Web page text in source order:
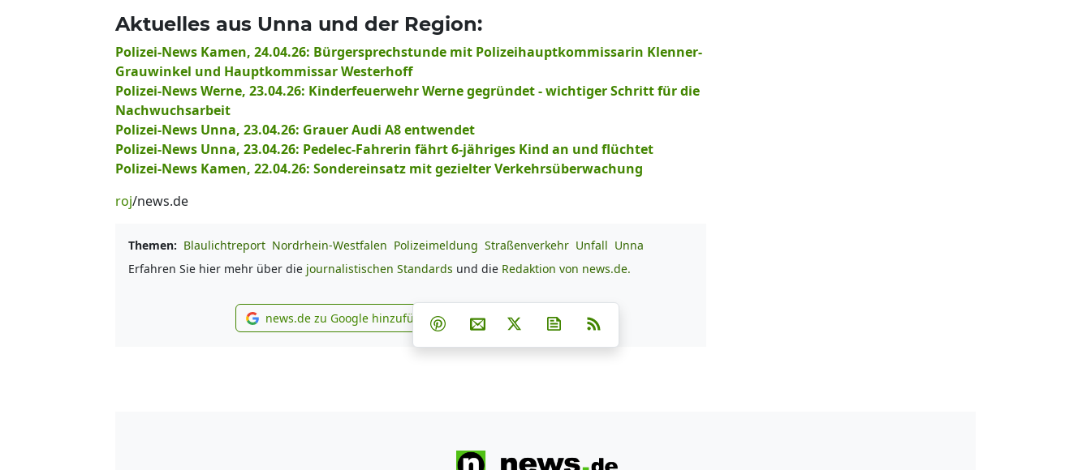
Aktuelles aus Unna und der Region:
Polizei-News Kamen, 24.04.26: Bürgersprechstunde mit Polizeihauptkommissarin Klenner-
Grauwinkel und Hauptkommissar Westerhoff
Polizei-News Werne, 23.04.26: Kinderfeuerwehr Werne gegründet - wichtiger Schritt für die
Nachwuchsarbeit
Polizei-News Unna, 23.04.26: Grauer Audi A8 entwendet
Polizei-News Unna, 23.04.26: Pedelec-Fahrerin fährt 6-jähriges Kind an und flüchtet
Polizei-News Kamen, 22.04.26: Sondereinsatz mit gezielter Verkehrsüberwachung
roj/news.de
Themen: Blaulichtreport Nordrhein-Westfalen Polizeimeldung Straßenverkehr Unfall Unna
Erfahren Sie hier mehr über die journalistischen Standards und die Redaktion von news.de.
news.de zu Google hinzufügen
news.de zu Google hinzufügen Teilen auf Facebook
Teilen auf Whatsapp
Teilen auf Telegram
Teilen auf Pinterest
Per E-Mail teilen
Post auf XNewsletter abonnieren